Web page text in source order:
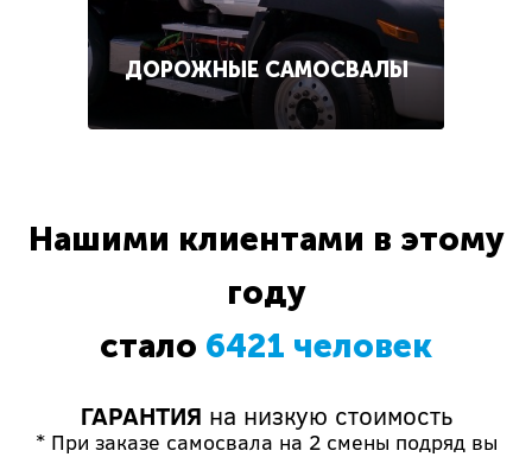
ДОРОЖНЫЕ САМОСВАЛЫ
Нашими клиентами в этому
году
стало 6421 человек
ГАРАНТИЯ на низкую стоимость
* При заказе самосвала на 2 смены подряд вы